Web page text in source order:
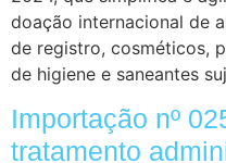
doação internacional de
de registro, cosméticos,
de higiene e saneantes
Importação nº
tratamento